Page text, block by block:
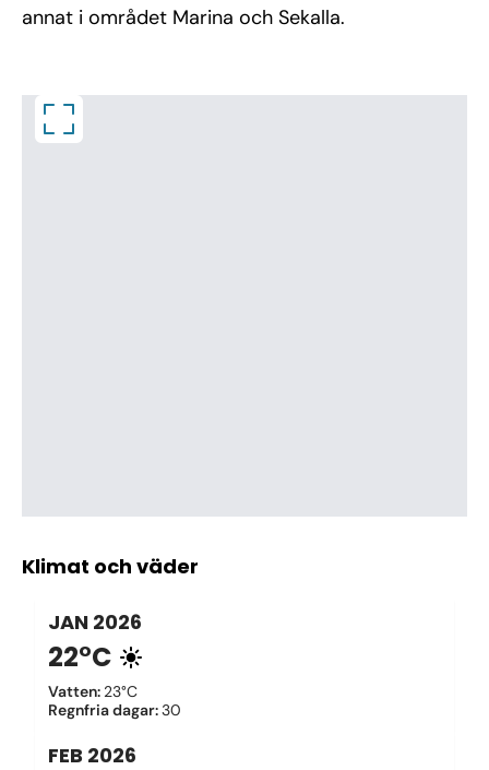
annat i området Marina och Sekalla.
Klimat och väder
JAN 2026
22°C
Vatten: 23°C
Regnfria dagar:30
FEB 2026